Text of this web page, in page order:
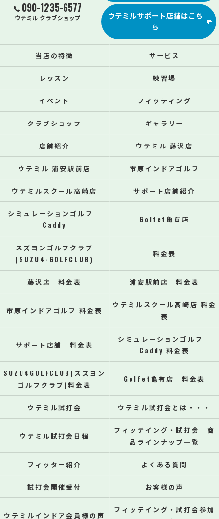
090-1235-6577
ウテミル クラブショップ
ウテミルサポート店舗はこち
ら
当店の特徴 サービス
レッスン 練習場
イベント フィッティング
クラブショップ ギャラリー
店舗紹介 ウテミル 藤沢店
ウテミル 浦安駅前店 市原インドアゴルフ
ウテミルスクール高崎店 サポート店舗紹介
シミュレーションゴルフ
Caddy
Golfet亀有店
スズヨンゴルフクラブ
(SUZU4-GOLFCLUB)
料金表
藤沢店 料金表 浦安駅前店 料金表
市原インドアゴルフ 料金表
ウテミルスクール高崎店 料金
表
サポート店舗 料金表
シミュレーションゴルフ
Caddy 料金表
SUZU4GOLFCLUB(スズヨン
ゴルフクラブ)料金表
Golfet亀有店 料金表
ウテミル試打会 ウテミル試打会とは・・・
ウテミル試打会日程
フィッテイング・試打会 商
品ラインナップ一覧
フィッター紹介 よくある質問
試打会開催受付 お客様の声
ウテミルインドア会員様の声
フィッテイング・試打会参加